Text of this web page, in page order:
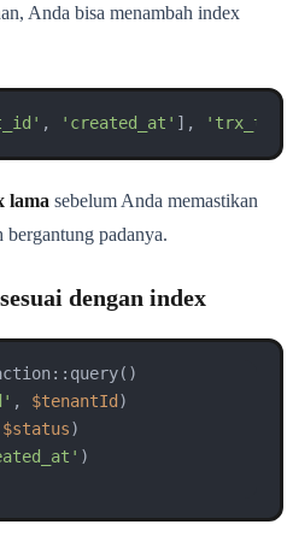
Anda bisa menambah index
, 'created_at' ],
lama sebelum Anda memastikan
padanya.
dengan index
, $tenantId )
$status)
)